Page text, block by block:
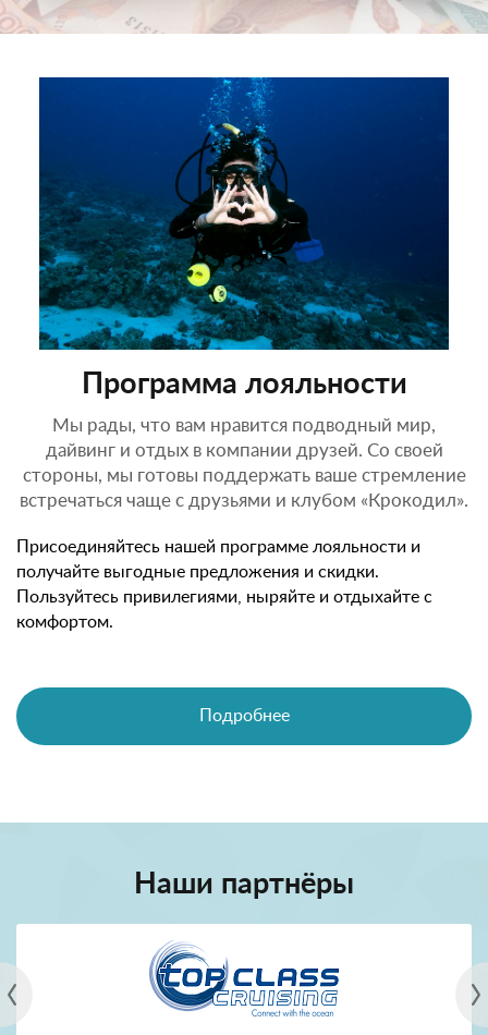
Программа лояльности
Мы рады, что вам нравится подводный мир,
дайвинг и отдых в компании друзей. Со своей
стороны, мы готовы поддержать ваше стремление
встречаться чаще с друзьями и клубом «Крокодил».
Присоединяйтесь нашей программе лояльности и
получайте выгодные предложения и скидки.
Пользуйтесь привилегиями, ныряйте и отдыхайте с
комфортом.
Подробнее
Наши партнёры